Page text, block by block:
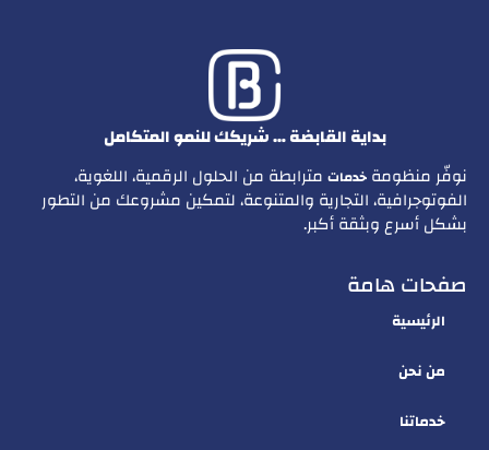
بداية القابضة … شريكك للنمو المتكامل
نوفّر منظومة خدمات مترابطة من الحلول الرقمية، اللغوية،
الفوتوجرافية، التجارية والمتنوعة، لتمكين مشروعك من التطور
بشكل أسرع وبثقة أكبر.
صفحات هامة
الرئيسية
من نحن
خدماتنا